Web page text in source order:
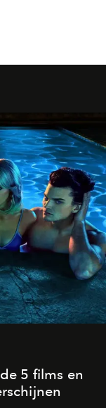
5 films en